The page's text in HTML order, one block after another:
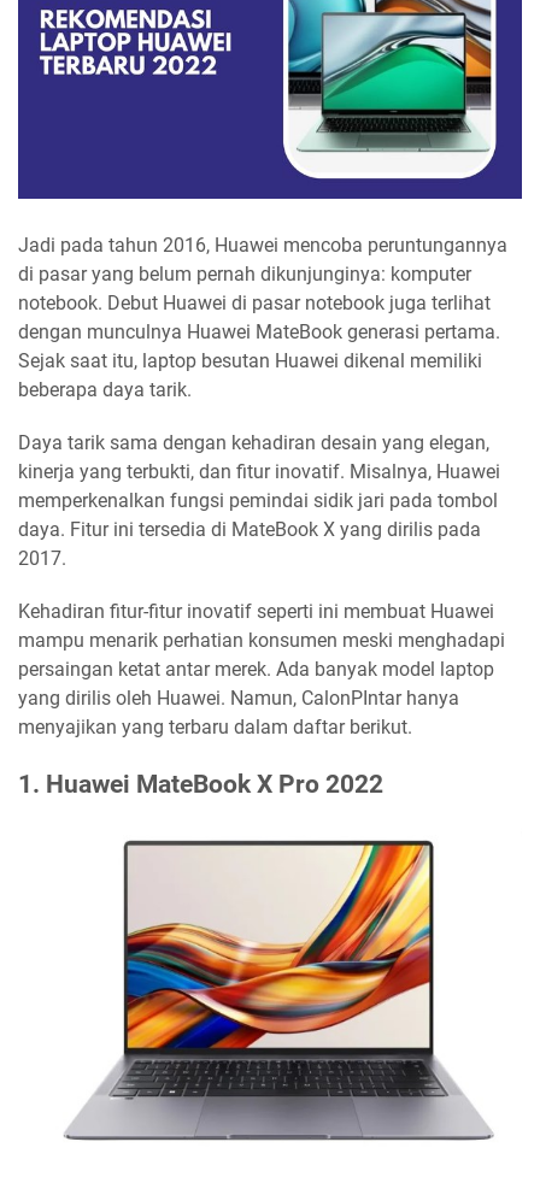
Jadi pada tahun 2016, Huawei mencoba peruntungannya
di pasar yang belum pernah dikunjunginya: komputer
notebook. Debut Huawei di pasar notebook juga terlihat
dengan munculnya Huawei MateBook generasi pertama.
Sejak saat itu, laptop besutan Huawei dikenal memiliki
beberapa daya tarik.
Daya tarik sama dengan kehadiran desain yang elegan,
kinerja yang terbukti, dan fitur inovatif. Misalnya, Huawei
memperkenalkan fungsi pemindai sidik jari pada tombol
daya. Fitur ini tersedia di MateBook X yang dirilis pada
2017.
Kehadiran fitur-fitur inovatif seperti ini membuat Huawei
mampu menarik perhatian konsumen meski menghadapi
persaingan ketat antar merek. Ada banyak model laptop
yang dirilis oleh Huawei. Namun, CalonPIntar hanya
menyajikan yang terbaru dalam daftar berikut.
1. Huawei MateBook X Pro 2022